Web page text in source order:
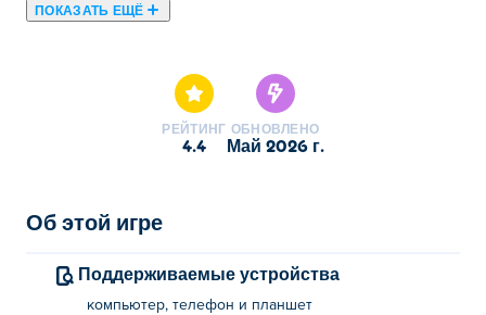
ПОКАЗАТЬ ЕЩЁ
начиная с салона самолета. Принимайте заказы от
пассажиров, бегите на кухню, чтобы приготовить
бургеры и закуски, складывайте их в стопки и
персонал, собирайте прибыль и реинвестируйте ее,
один самолет за другим. Новые самолеты, блюда и
побочные задания поддерживают интерес по мере
РЕЙТИНГ
4.4
ОБНОВЛЕНО
май 2026 г.
Об этой игре
Поддерживаемые устройства
компьютер, телефон и планшет